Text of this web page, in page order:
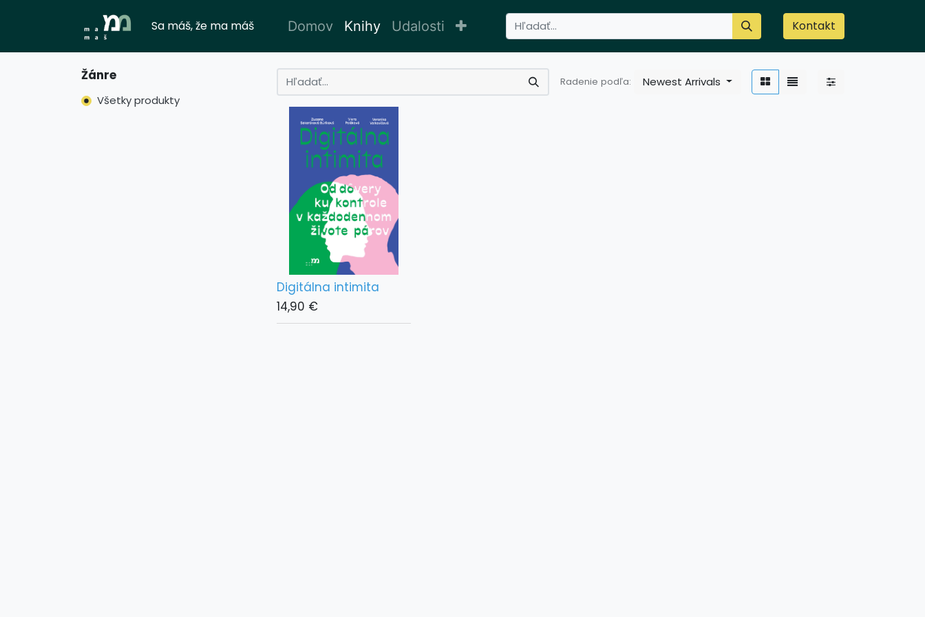
Sa máš, že ma máš Domov Knihy Udalosti Kontakt
Žánre
Všetky produkty
Radenie podľa: Newest Arrivals
Digitálna intimita
14,90 €